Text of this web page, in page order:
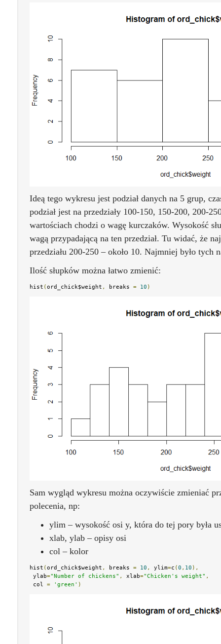
Ideą tego wykresu jest podział danych na 5 grup,
podział jest na przedziały 100-150, 150-200, 200-
wartościach chodzi o wagę kurczaków. Wysokość
wagą przypadającą na ten przedział. Tu widać, że
przedziału 200-250 – około 10. Najmniej było tych
Ilość słupków można łatwo zmienić:
hist (ord_chick$weight , breaks = 10 )
Sam wygląd wykresu można oczywiście zmieniać
polecenia, np:
ylim – wysokość osi y, która do tej pory była
xlab, ylab – opisy osi
col – kolor
hist (ord_chick$weight , breaks = 10 , ylim=c (0 , 10 ),
ylab="Number of chickens" , xlab="Chicken's weight" ,
col = 'green' )